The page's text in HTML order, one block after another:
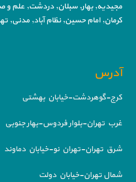
مجیدیه, بهار, سبلان, دردشت, علم و
کرمان, امام حسین, نظام آباد, مدنی,
آدرس
کرج-گوهردشت-خیابان بهشتی
غرب تهران-بلوار فردوس-بهار جنوبی
شرق تهران-تهران نو-خیابان دماوند
شمال تهران-خیابان دولت